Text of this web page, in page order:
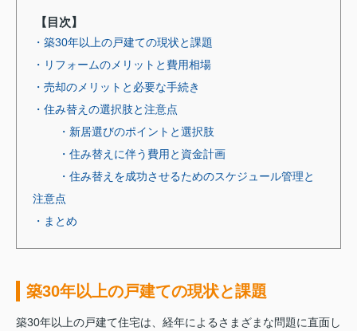
【目次】
・築30年以上の戸建ての現状と課題
・リフォームのメリットと費用相場
・売却のメリットと必要な手続き
・住み替えの選択肢と注意点
・新居選びのポイントと選択肢
・住み替えに伴う費用と資金計画
・住み替えを成功させるためのスケジュール管理と
注意点
・まとめ
築30年以上の戸建ての現状と課題
築30年以上の戸建て住宅は、経年によるさまざまな問題に直面し